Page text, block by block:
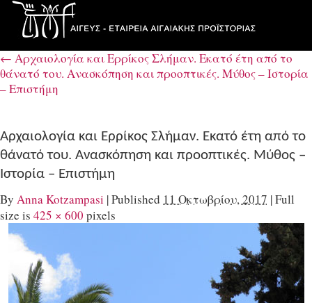
← Αρχαιολογία και Ερρίκος Σλήμαν. Εκατό έτη από το
θάνατό του. Aνασκόπηση και προοπτικές. Μύθος – Ιστορία
– Επιστήμη
Αρχαιολογία και Ερρίκος Σλήμαν. Εκατό έτη από το
θάνατό του. Aνασκόπηση και προοπτικές. Μύθος –
Ιστορία – Επιστήμη
By Anna Kotzampasi |Published 11 Οκτωβρίου, 2017 |Full
size is 425 × 600 pixels